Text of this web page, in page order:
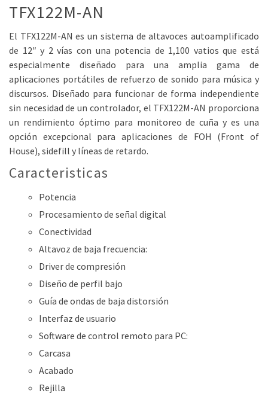
TFX122M-AN
El TFX122M-AN es un sistema de altavoces autoamplificado
de 12″ y 2 vías con una potencia de 1,100 vatios que está
especialmente diseñado para una amplia gama de
aplicaciones portátiles de refuerzo de sonido para música y
discursos. Diseñado para funcionar de forma independiente
sin necesidad de un controlador, el TFX122M-AN proporciona
un rendimiento óptimo para monitoreo de cuña y es una
opción excepcional para aplicaciones de FOH (Front of
House), sidefill y líneas de retardo.
Caracteristicas
Potencia
Procesamiento de señal digital
Conectividad
Altavoz de baja frecuencia:
Driver de compresión
Diseño de perfil bajo
Guía de ondas de baja distorsión
Interfaz de usuario
Software de control remoto para PC:
Carcasa
Acabado
Rejilla